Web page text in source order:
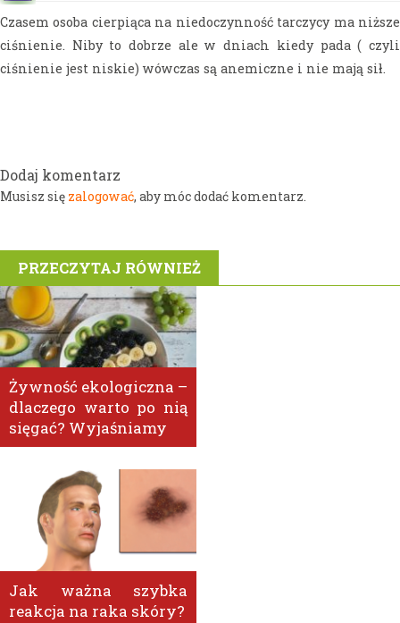
Czasem osoba cierpiąca na niedoczynność tarczycy ma niższe
ciśnienie. Niby to dobrze ale w dniach kiedy pada ( czyli
ciśnienie jest niskie) wówczas są anemiczne i nie mają sił.
Dodaj komentarz
Musisz się zalogować, aby móc dodać komentarz.
PRZECZYTAJ RÓWNIEŻ
Żywność ekologiczna –
dlaczego warto po nią
sięgać? Wyjaśniamy
Jak ważna szybka
reakcja na raka skóry?